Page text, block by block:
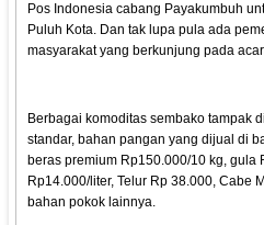
Pos Indonesia cabang Payakumbuh
Puluh Kota. Dan tak lupa pula ada
masyarakat yang berkunjung pada
Berbagai komoditas sembako tampak
standar, bahan pangan yang dijual di
beras premium Rp150.000/10 kg, gula
Rp14.000/liter, Telur Rp 38.000, Cabe
bahan pokok lainnya.